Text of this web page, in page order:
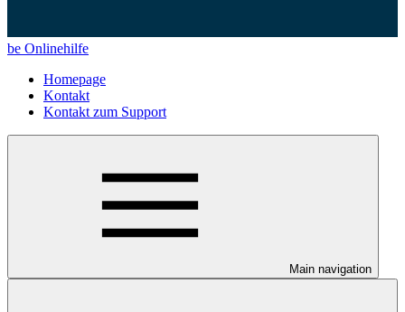
be Onlinehilfe
Homepage
Kontakt
Kontakt zum Support
Main navigation